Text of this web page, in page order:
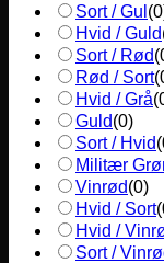
Sort / Gul (0
Hvid / Guld
Sort / Rød(
Rød / Sort(
Hvid / Grå(
Guld(0)
Sort / Hvid(
Militær
Vinrød(0)
Hvid / Sort(
Hvid /
Sort /